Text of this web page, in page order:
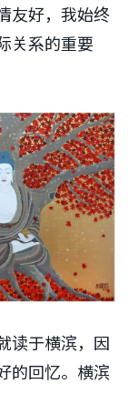
友好，我始终
关系的重要
读于横滨，因
的回忆。横滨